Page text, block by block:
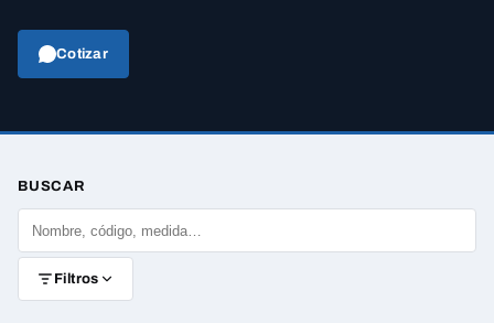
Cotizar
BUSCAR
Filtros